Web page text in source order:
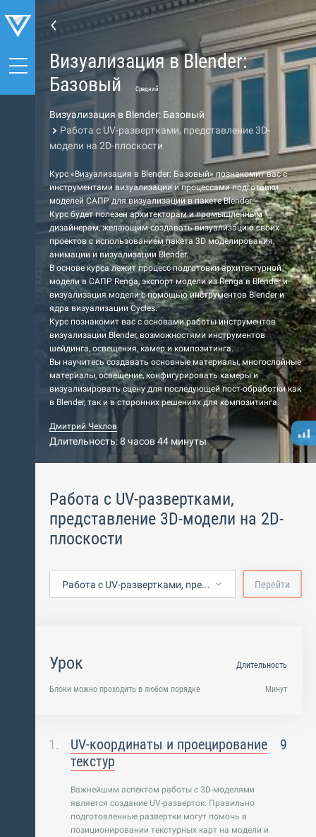
Визуализация в Blender:
Базовый
Средний
Визуализация в Blender: Базовый
Работа с UV-развертками, представление 3D-
модели на 2D-плоскости
Курс «Визуализация в Blender: Базовый» познакомит вас с
инструментами визуализации и процессами подготовки
моделей САПР для визуализации в пакете Blender.
Курс будет полезен архитекторам и промышленным
дизайнерам, желающим создавать визуализацию своих
проектов с использованием пакета 3D моделирования,
анимации и визуализации Blender.
В основе курса лежит процесс подготовки архитектурной
модели в САПР Renga, экспорт модели из Renga в Blender и
визуализация модели с помощью инструментов Blender и
ядра визуализации Cycles.
Курс познакомит вас с основами работы инструментов
визуализации Blender, возможностями инструментов
шейдинга, освещения, камер и композитинга.
Вы научитесь создавать основные материалы, многослойные
материалы, освещение, конфигурировать камеры и
визуализировать сцену для последующей пост-обработки как
в Blender, так и в сторонних решениях для композитинга.
Дмитрий Чехлов
Длительность: 8 часов 44 минуты
Работа с UV-развертками,
представление 3D-модели на 2D-
плоскости
Работа с UV-развертками, представление 3D-модели на 2D-плоскости Перейти
Урок
Блоки можно проходить в любом порядке
Длительность
Минут
UV-координаты и проецирование
текстур
9
Важнейшим аспектом работы с 3D-моделями
является создание UV-разверток. Правильно
подготовленные развертки могут помочь в
позиционировании текстурных карт на модели и